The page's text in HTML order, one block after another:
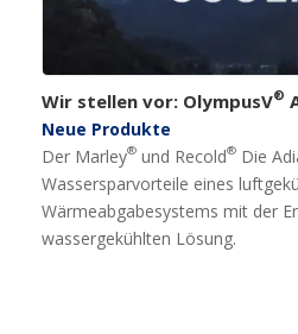
Wir stellen vor: OlympusV®
Neue Produkte
Der Marley®und Recold® Die
Wassersparvorteile eines
Wärmeabgabesystems mit der
wassergekühlten Lösung.